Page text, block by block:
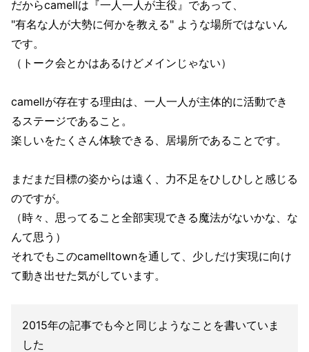
だからcamellは『一人一人が主役』であって、
"有名な人が大勢に何かを教える" ような場所ではないん
です。
（トーク会とかはあるけどメインじゃない）
camellが存在する理由は、一人一人が主体的に活動でき
るステージであること。
楽しいをたくさん体験できる、居場所であることです。
まだまだ目標の姿からは遠く、力不足をひしひしと感じる
のですが。
（時々、思ってること全部実現できる魔法がないかな、な
んて思う）
それでもこのcamelltownを通して、少しだけ実現に向け
て動き出せた気がしています。
2015年の記事でも今と同じようなことを書いていま
した